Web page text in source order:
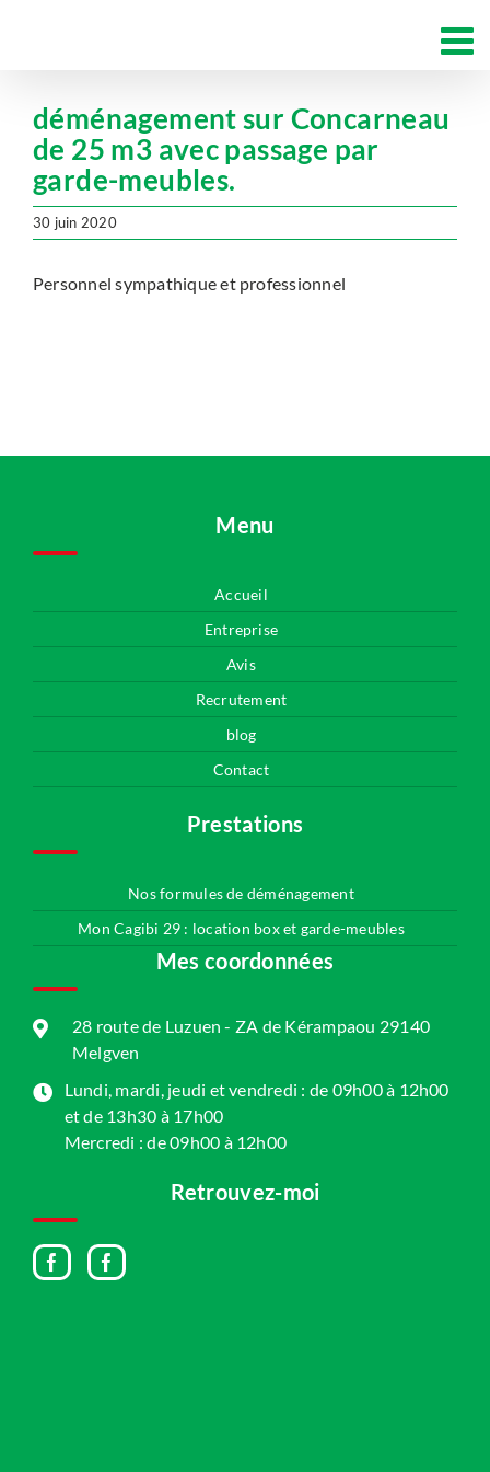
déménagement sur Concarneau
de 25 m3 avec passage par
garde-meubles.
30 juin 2020
Personnel sympathique et professionnel
Menu
Accueil
Entreprise
Avis
Recrutement
blog
Contact
Prestations
Nos formules de déménagement
Mon Cagibi 29 : location box et garde-meubles
Mes coordonnées
28 route de Luzuen - ZA de Kérampaou 29140
Melgven
Lundi, mardi, jeudi et vendredi : de 09h00 à 12h00
et de 13h30 à 17h00
Mercredi : de 09h00 à 12h00
Retrouvez-moi